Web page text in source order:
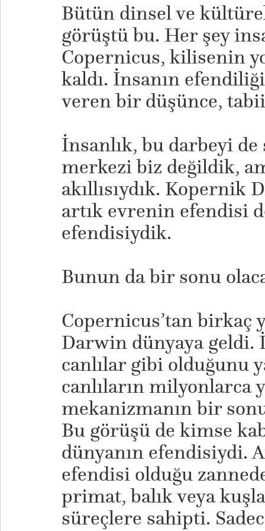
Bütün dinsel ve
görüştü bu. Her şey
Copernicus, kilisenin
kaldı. İnsanın
veren bir düşünce,
İnsanlık, bu darbeyi
merkezi biz değildik,
akıllısıydık. Kopernik
artık evrenin efendisi
efendisiydik.
Bunun da bir sonu
Copernicus’tan birkaç
Darwin dünyaya geldi.
canlılar gibi olduğunu
canlıların milyonlarca
mekanizmanın bir
Bu görüşü de kimse
dünyanın efendisiydi.
efendisi olduğu
primat, balık veya
süreçlere sahipti.